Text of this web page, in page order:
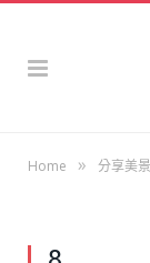
Home » 分享美景